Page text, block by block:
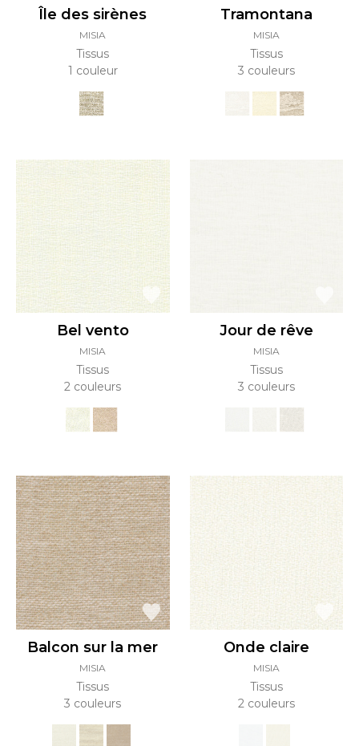
Île des sirènes
MISIA
Tissus
1 couleur
Tramontana
MISIA
Tissus
3 couleurs
Bel vento
MISIA
Tissus
2 couleurs
Jour de rêve
MISIA
Tissus
3 couleurs
Balcon sur la mer
MISIA
Tissus
3 couleurs
Onde claire
MISIA
Tissus
2 couleurs